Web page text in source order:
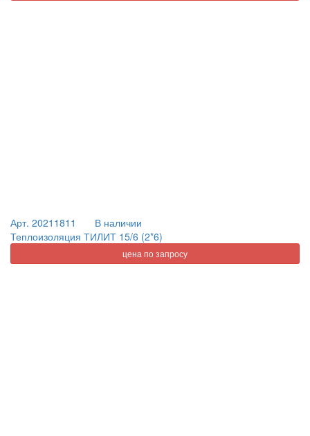
Арт. 20211811
В наличии
Теплоизоляция ТИЛИТ 15/6 (2*6)
цена по запросу